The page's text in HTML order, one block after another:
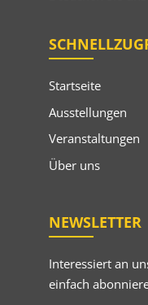
Startseite
Ausstellungen
Veranstaltungen
Über uns
NEWSLETTER
Interessiert an
einfach